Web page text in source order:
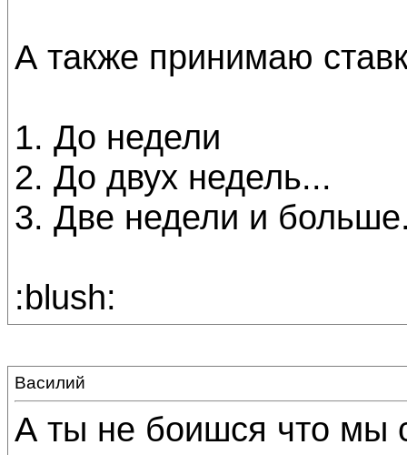
А также принимаю
1. До недели
2. До двух недель...
3. Две недели и
:blush:
Василий
А ты не боишся что мы